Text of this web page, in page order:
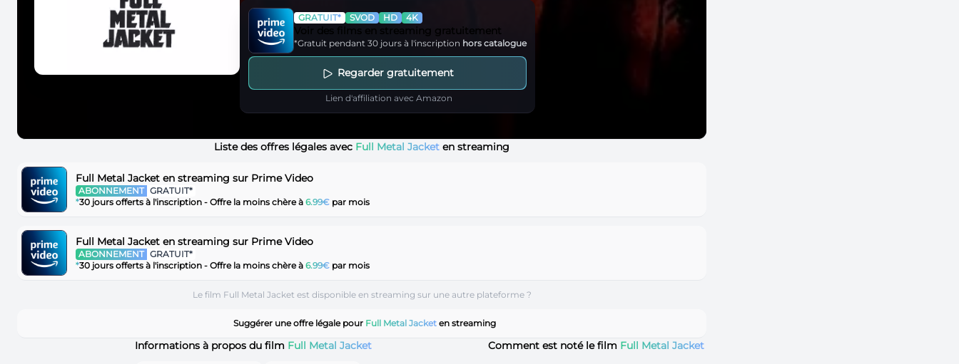
GRATUIT* SVOD HD 4K
Voir des films en streaming gratuitement
*Gratuit pendant 30 jours à l'inscription hors catalogue
Regarder gratuitement
Lien d'affiliation avec Amazon
Liste des offres légales avec Full Metal Jacket en streaming
Full Metal Jacket en streaming sur Prime Video
ABONNEMENT GRATUIT*
*30 jours offerts à l'inscription - Offre la moins chère à 6.99€ par mois
Full Metal Jacket en streaming sur Prime Video
ABONNEMENT GRATUIT*
*30 jours offerts à l'inscription - Offre la moins chère à 6.99€ par mois
Le film Full Metal Jacket est disponible en streaming sur une autre plateforme ?
Suggérer une offre légale pour Full Metal Jacket en streaming
Informations à propos du film Full Metal Jacket Comment est noté le film Full Metal Jacket